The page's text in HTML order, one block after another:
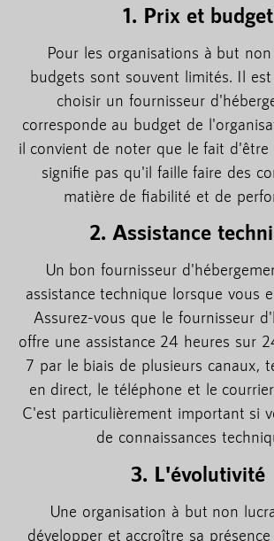
1. Prix et budget
Pour les organisations à but
budgets sont souvent limités. Il
choisir un fournisseur
corresponde au budget de
il convient de noter que le fait d'être
signifie pas qu'il faille faire des
matière de fiabilité et de
2. Assistance
Un bon fournisseur
assistance technique lorsque vous
Assurez-vous que le fournisseur
offre une assistance 24 heures sur
7 par le biais de plusieurs canaux,
en direct, le téléphone et le
C'est particulièrement important si
de connaissances
3. L'évolutivité
Une organisation à but non
développer et accroître sa